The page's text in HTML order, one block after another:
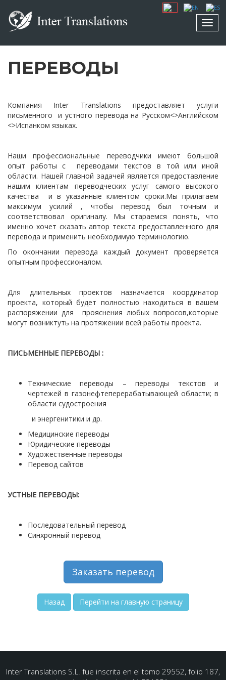
ПЕРЕВОДЫ
Компания Inter Translations предоставляет услуги
письменного и устного перевода на Русском<>Английском
<>Испанком языках.
Наши профессиональные переводчики имеют большой
опыт работы с переводами текстов в той или иной
области. Нашей главной задачей является предоставление
нашим клиентам переводческих услуг самого высокого
качества и в указанные клиентом сроки.Мы прилагаем
максимум усилий , чтобы перевод был точным и
соответствовал оригиналу. Мы стараемся понять, что
именно хочет сказать автор текста предоставленного для
перевода и применить необходимую терминологию.
По окончании перевода каждый документ проверяется
опытным профессионалом.
Для длительных проектов назначается координатор
проекта, который будет полностью находиться в вашем
распоряжении для прояснения любых вопросов,которые
могут возниктуть на протяжении всей работы проекта.
ПИСЬМЕННЫЕ ПЕРЕВОДЫ :
Технические переводы – переводы текстов и
чертежей в газонефтеперерабатывающей области; в
области судостроения
и энергенитики и др.
Медицинские переводы
Юридические переводы
Художественные переводы
Перевод сайтов
УСТНЫЕ ПЕРЕВОДЫ:
Последовательный перевод
Синхронный перевод
Заказать перевод
Назад Перейти на главную страницу
Inter Translations S.L. fue inscrita en el tomo 29552, folio 187,